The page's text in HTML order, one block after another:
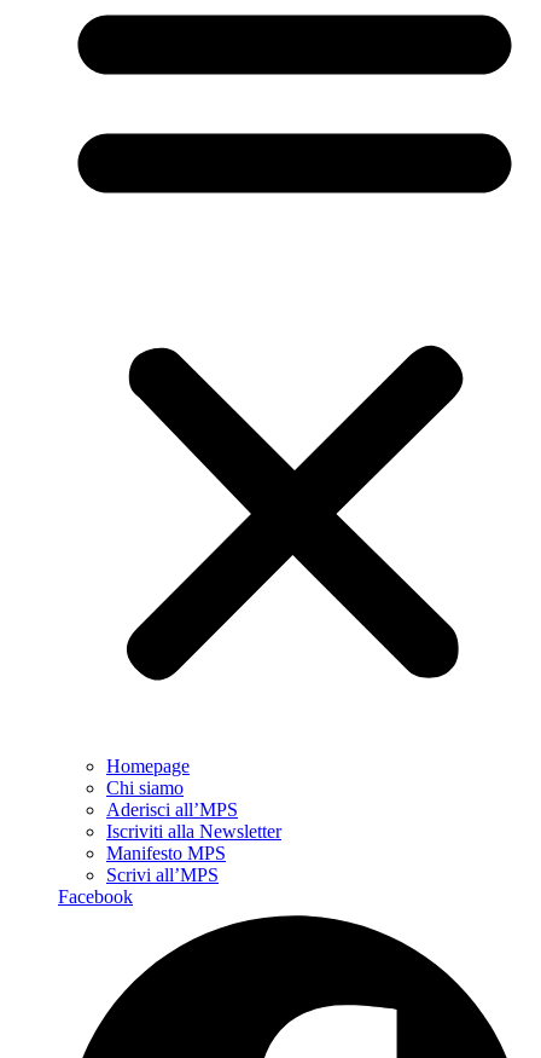
Homepage
Chi siamo
Aderisci all’MPS
Iscriviti alla Newsletter
Manifesto MPS
Scrivi all’MPS
Facebook